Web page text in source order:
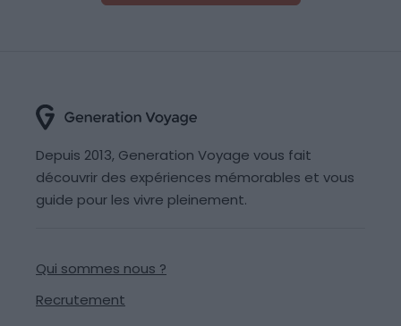
Depuis 2013, Generation Voyage vous fait
découvrir des expériences mémorables et vous
guide pour les vivre pleinement.
Qui sommes nous ?
Recrutement